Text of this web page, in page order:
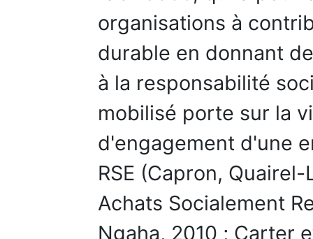
organisations à
durable en donnant
à la responsabilité
mobilisé porte sur la
d'engagement d'une
RSE (Capron,
Achats Socialement
Ngaha, 2010 ; Carter